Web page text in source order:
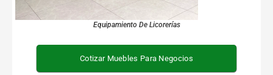
Equipamiento De Licorerías
Cotizar Muebles Para Negocios